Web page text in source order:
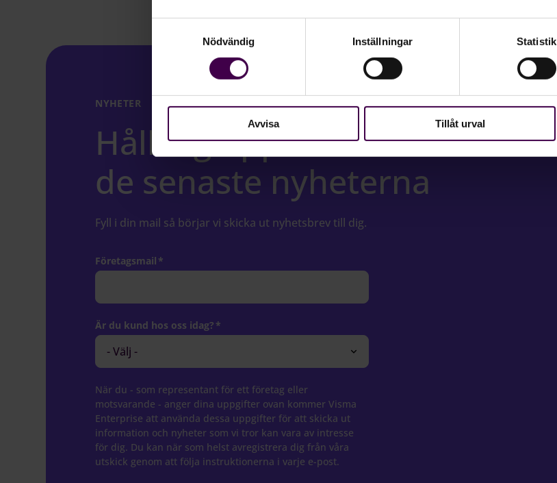
Nödvändig
Inställningar Statistik
Avvisa Tillåt urval
NYHETER
Håll dig uppdaterad med
de senaste nyheterna
Fyll i din mail så börjar vi skicka ut nyhetsbrev till dig.
Företagsmail *
Är du kund hos oss idag? *
När du - som representant för ett företag eller
motsvarande - anger dina uppgifter ovan kommer Visma
Enterprise att använda dessa uppgifter för att skicka ut
information och nyheter som vi tror kan vara av intresse
för dig. Du kan när som helst avregistrera dig från våra
utskick genom att följa instruktionerna i varje e-post.